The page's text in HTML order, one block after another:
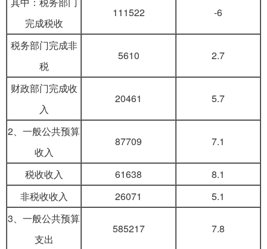
完成税收
111522 -6
税务部门完成非
税
5610 2.7
财政部门完成收
入
20461 5.7
2、一般公共预算
收入
87709 7.1
税收收入 61638
8.1
非税收收入
26071
5.1
3、一般公共预算
支出
585217 7.8